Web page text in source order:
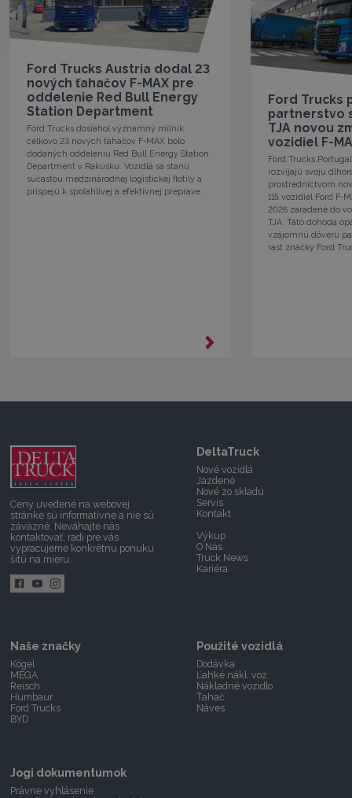
Ford Trucks Austria dodal 23
nových ťahačov F-MAX pre
oddelenie Red Bull Energy
Station Department
Ford Trucks dosiahol významný míľnik:
celkovo 23 nových ťahačov F-MAX bolo
dodaných oddeleniu Red Bull Energy Station
Department v Rakúsku. Vozidlá sa stanú
súčasťou medzinárodnej logistickej flotily a
prispejú k spoľahlivej a efektívnej preprave.
Ford Trucks
partnerstvo
TJA novou
vozidiel F-
Ford Trucks
rozvíjajú svoju
prostredníctvom
115 vozidiel Ford F-
2026 zaradené do
TJA. Táto dohoda
vzájomnú dôveru
rast značky Ford
Ceny uvedené na webovej
stránke sú informatívne a nie sú
záväzné. Neváhajte nás
kontaktovať, radi pre vás
vypracujeme konkrétnu ponuku
šitú na mieru.
DeltaTruck
Nové vozidlá
Jazdené
Nové zo skladu
Servis
Kontakt
Výkup
O Nás
Truck News
Kariéra
Naše značky
Kögel
MEGA
Reisch
Humbaur
Ford Trucks
BYD
Použité vozidlá
Dodávka
Ľahké nákl. voz.
Nákladné vozidlo
Ťahač
Náves
Jogi dokumentumok
Právne vyhlásenie